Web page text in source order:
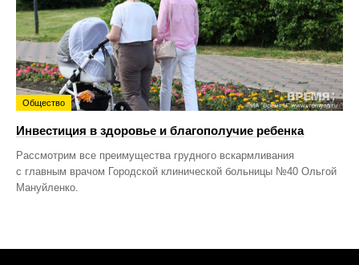
Общество
Инвестиция в здоровье и благополучие ребенка
Рассмотрим все преимущества грудного вскармливания
с главным врачом Городской клинической больницы №40 Ольгой
Мануйленко.